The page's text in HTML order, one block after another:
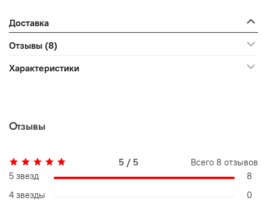
Доставка
Отзывы (8)
Характеристики
Отзывы
5 / 5 Всего 8 отзывов
5 звезд
8
4 звезды
0